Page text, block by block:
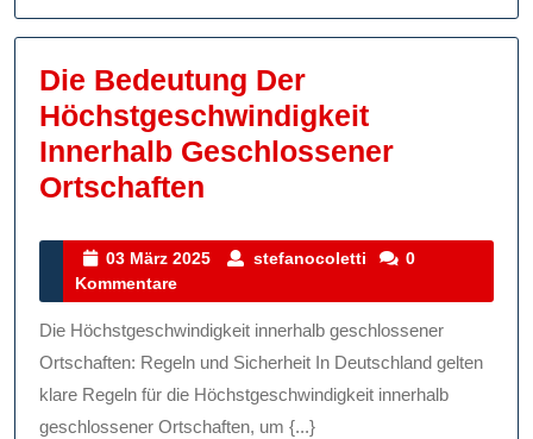
Die Bedeutung Der
Höchstgeschwindigkeit
Innerhalb Geschlossener
Ortschaften
Der
Höchstgeschwindigkeit
Innerhalb
Geschlossener
Ortschaften
03 März 2025
03
2025
stefanocoletti stefanocoletti
0
Kommentare
Die Höchstgeschwindigkeit innerhalb geschlossener
Ortschaften: Regeln und Sicherheit In Deutschland gelten
klare Regeln für die Höchstgeschwindigkeit innerhalb
geschlossener Ortschaften, um {...}